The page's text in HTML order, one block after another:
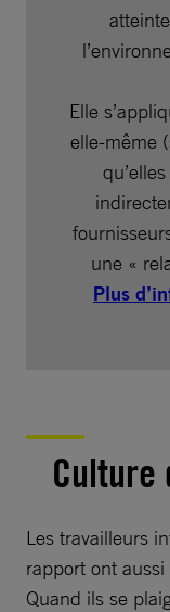
Elle
elle-même
une «
Plus
Culture
Les travailleurs
rapport ont
Quand ils se